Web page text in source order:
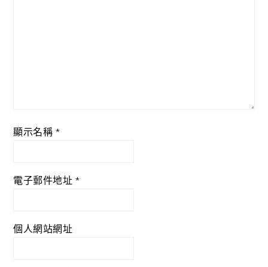
顯示名稱 *
電子郵件地址 *
個人網站網址